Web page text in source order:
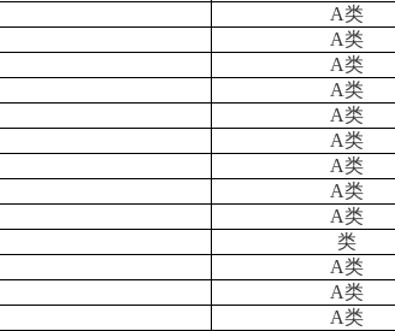
A类
A类
A类
A类
A类
A类
A类
A类
A类
类
A类
A类
A类